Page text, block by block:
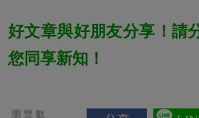
好文章與好朋友分享！請
您同享新知！
瀏覽數